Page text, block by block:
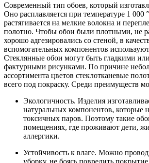
Современный тип обоев, который
Оно расплавляется при температуре 1 000
растягивается на мелкие волокна и
полотно. Чтобы обои были плотными, не
хорошо адгезировались со стеной, в
вспомогательных компонентов
Стеклянные обои могут быть гладкими
фактурными рисунками. По причине
ассортимента цветов стеклотканевые
всего под покраску. Среди преимуществ
Экологичность. Изделия
натуральных компонентов, которые
токсичных паров. Поэтому такие
помещениях, где проживают дети,
аллергики.
Устойчивость к влаге. Можно
уборку, не боясь повредить покрытие.